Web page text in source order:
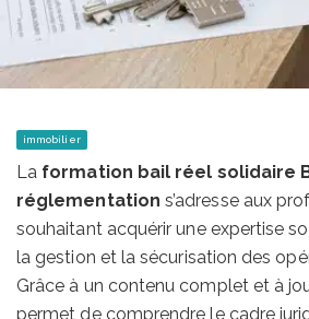
immobilier
La formation bail réel solidaire
réglementation s’adresse aux
souhaitant acquérir une expertise
la gestion et la sécurisation des
Grâce à un contenu complet et à
permet de comprendre le cadre